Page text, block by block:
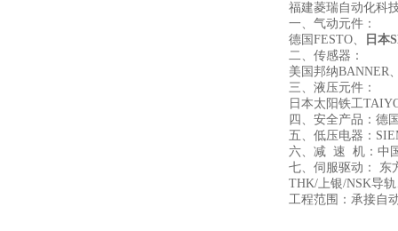
福建菱瑞自动化科
一、气动元件：
德国FESTO、
日本
二、传感器：
美国邦纳BANNER
三、液压元件：
日本太阳铁工
四、安全产品：德
五、低压电器：
六、减 速 机：中
七、伺服驱动： 东
THK/上银/NSK导
工程范围：承接自